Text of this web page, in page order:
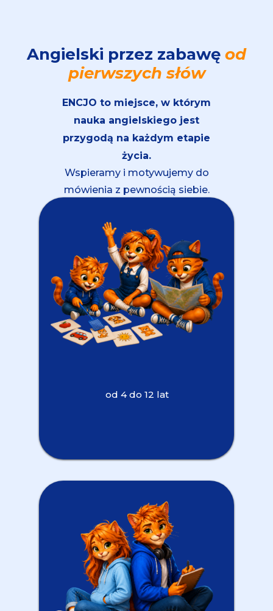
od 4 do 12 lat
ENCJO to miejsce, w którym
nauka angielskiego jest
przygodą na każdym etapie
życia.
Wspieramy i motywujemy do
mówienia z pewnością siebie.
Angielski przez zabawę od
pierwszych słów